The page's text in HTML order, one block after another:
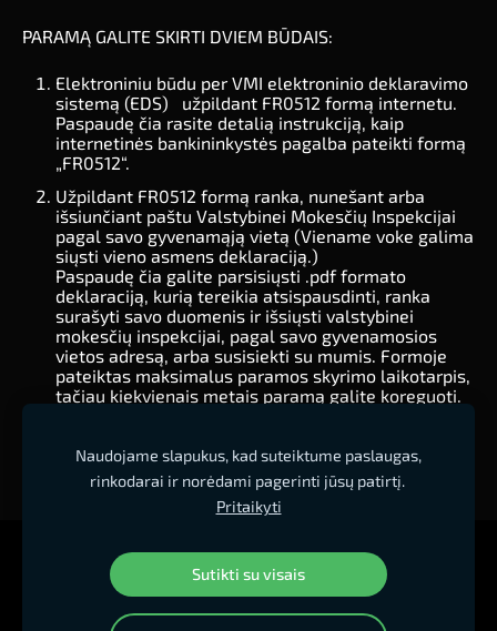
PARAMĄ GALITE SKIRTI DVIEM BŪDAIS:
Elektroniniu būdu per VMI elektroninio deklaravimo
sistemą (EDS)
užpildant FR0512 formą internetu.
Paspaudę čia rasite detalią instrukciją, kaip
internetinės bankininkystės pagalba pateikti formą
„FR0512“.
Užpildant FR0512 formą ranka, nunešant arba
išsiunčiant paštu Valstybinei Mokesčių Inspekcijai
pagal savo gyvenamąją vietą (Viename voke galima
siųsti vieno asmens deklaraciją.)
Paspaudę čia galite parsisiųsti .pdf formato
deklaraciją, kurią tereikia atsispausdinti, ranka
surašyti savo duomenis ir išsiųsti valstybinei
mokesčių inspekcijai, pagal savo gyvenamosios
vietos adresą, arba susisiekti su mumis. Formoje
pateiktas maksimalus paramos skyrimo laikotarpis,
tačiau kiekvienais metais paramą galite koreguoti.
Kliento aplinka Slapukai
Naudojame slapukus, kad suteiktume paslaugas,
rinkodarai ir norėdami pagerinti jūsų patirtį.
Pritaikyti
Sutikti su visais